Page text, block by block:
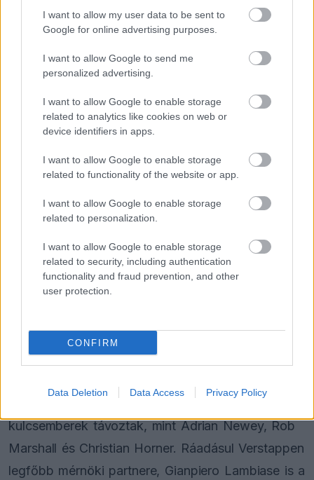
I want to allow my user data to be sent to
Google for online advertising purposes.
I want to allow Google to send me
personalized advertising.
I want to allow Google to enable storage
related to analytics like cookies on web or
device identifiers in apps.
I want to allow Google to enable storage
related to functionality of the website or app.
I want to allow Google to enable storage
related to personalization.
I want to allow Google to enable storage
related to security, including authentication
functionality and fraud prevention, and other
user protection.
CONFIRM
Data Deletion Data Access Privacy Policy
Nagy változások jöhetnek
Az F1 Oversteer azt írja, a háttérben már
versenyző környezete ugyanis a Ferrari, a
Mercedesés a McLaren vezetésével is
kulcsemberek távoztak, mint Adrian Newey, Rob
Marshall és Christian Horner. Ráadásul Verstappen
legfőbb mérnöki partnere, Gianpiero Lambiase is a